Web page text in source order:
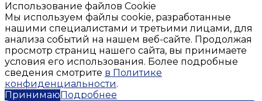
Использование файлов Cookie
Мы используем файлы cookie, разработанные
нашими специалистами и третьими лицами, для
анализа событий на нашем веб-сайте. Продолжая
просмотр страниц нашего сайта, вы принимаете
условия его использования. Более подробные
сведения смотрите в Политике
конфиденциальности.
ПринимаюПодробнее